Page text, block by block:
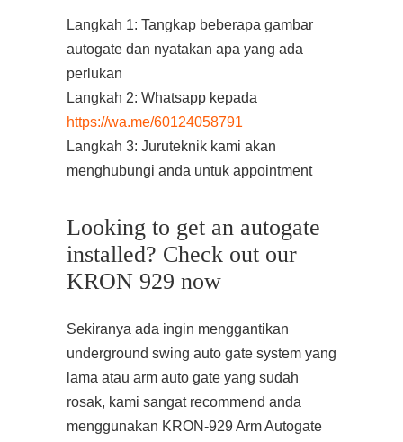
Langkah 1: Tangkap beberapa gambar
autogate dan nyatakan apa yang ada
perlukan
Langkah 2: Whatsapp kepada
https://wa.me/60124058791
Langkah 3: Juruteknik kami akan
menghubungi anda untuk appointment
Looking to get an autogate
installed? Check out our
KRON 929 now
Sekiranya ada ingin menggantikan
underground swing auto gate system yang
lama atau arm auto gate yang sudah
rosak, kami sangat recommend anda
menggunakan KRON-929 Arm Autogate